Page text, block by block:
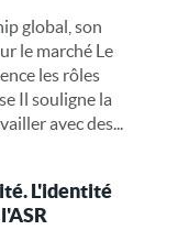
global, son
le marché Le
les rôles
Il souligne la
avec des...
L'identité